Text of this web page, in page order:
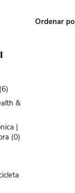
&
|
(0)
Ordenar